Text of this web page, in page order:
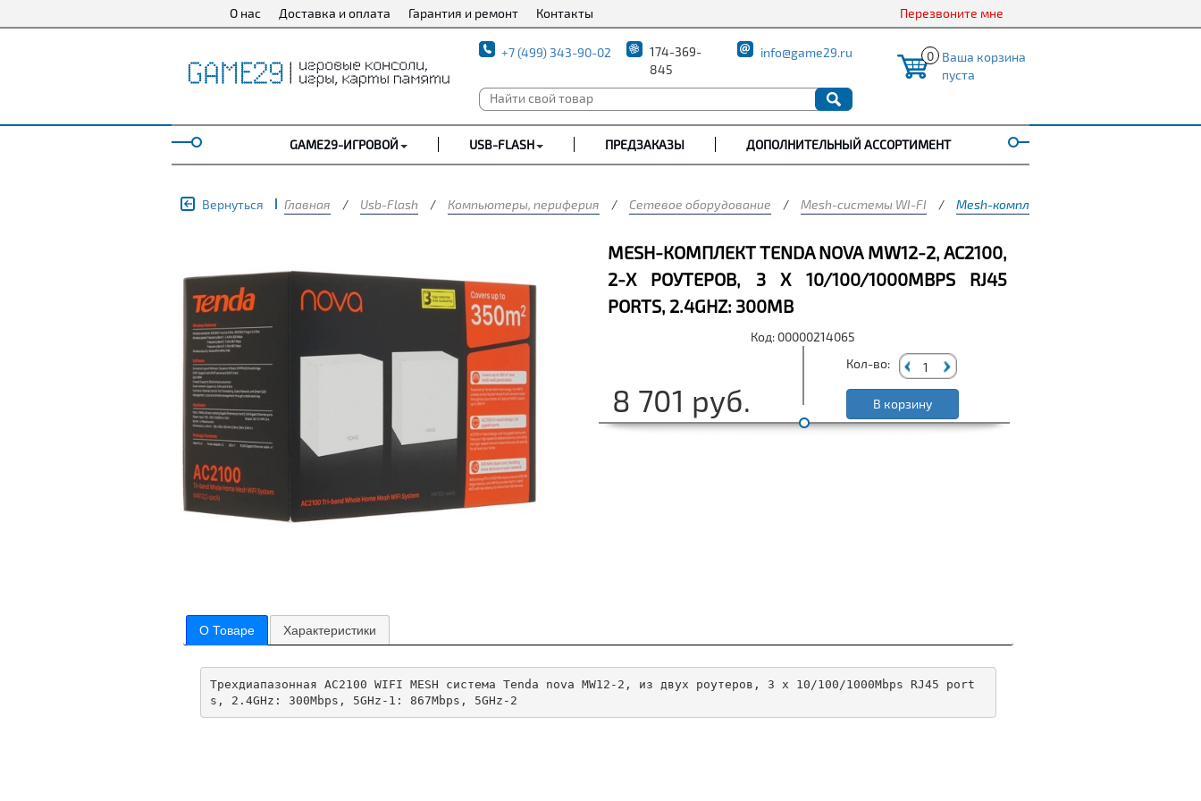
О нас Доставка и оплата Гарантия и ремонт Контакты Перезвоните мне
+7 (499) 343-90-02
174-369-
845
info@game29.ru 0 Ваша корзина
пуста
GAME29-ИГРОВОЙ USB-FLASH ПРЕДЗАКАЗЫ ДОПОЛНИТЕЛЬНЫЙ АССОРТИМЕНТ
Вернуться Главная / Usb-Flash / Компьютеры, периферия / Сетевое оборудование / Mesh-системы WI-FI / Mesh-комплект TENDA nova MW12-2,
MESH-КОМПЛЕКТ TENDA NOVA MW12-2, AC2100,
2-Х РОУТЕРОВ, 3 X 10/100/1000MBPS RJ45
PORTS, 2.4GHZ: 300MB
Код: 00000214065
8 701 руб.
Кол-во:
В корзину
О Товаре Характеристики
Трехдиапазонная AC2100 WIFI MESH система Tenda nova MW12-2, из двух роутеров, 3 x 10/100/1000Mbps RJ45 port
s, 2.4GHz: 300Mbps, 5GHz-1: 867Mbps, 5GHz-2